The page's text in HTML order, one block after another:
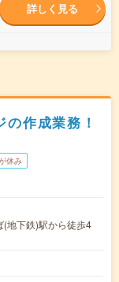
詳しく見る
作成業務！
休み
地下鉄)駅から徒歩4